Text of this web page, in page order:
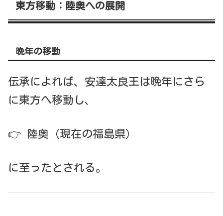
東方移動：陸奥への展開
晩年の移動
伝承によれば、安達太良王は晩年にさら
に東方へ移動し、
👉 陸奥（現在の福島県）
に至ったとされる。